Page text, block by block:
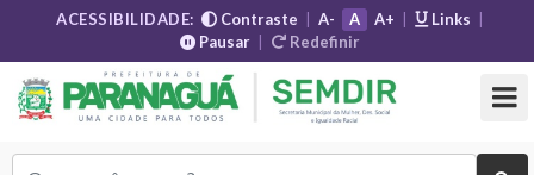
ACESSIBILIDADE: Contraste A- A A+ Links
Pausar
Redefinir